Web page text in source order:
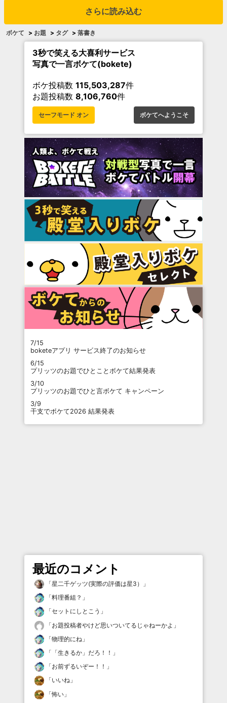
さらに読み込む
ボケて > お題 > タグ > 落書き
3秒で笑える大喜利サービス
写真で一言ボケて(bokete)
ボケ投稿数 115,503,287件
お題投稿数 8,106,760件
セーフモード オン ボケてへようこそ
7/15
boketeアプリ サービス終了のお知らせ
6/15
プリッツのお題でひとことボケて結果発表
3/10
プリッツのお題でひと言ボケて キャンペーン
3/9
干支でボケて2026 結果発表
最近のコメント
「星二千ゲッツ(実際の評価は星3）
」
「料理番組？ 」
「セットにしとこう 」
「お題投稿者やけど思いついてるじゃねーかよ 」
「物理的にね 」
「 「生きるか」だろ！！ 」
「お前ずるいぞー！！ 」
「いいね 」
「怖い 」